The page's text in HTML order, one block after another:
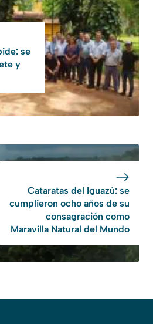
se
y
Cataratas del Iguazú: se
cumplieron ocho años de su
consagración como
Maravilla Natural del Mundo